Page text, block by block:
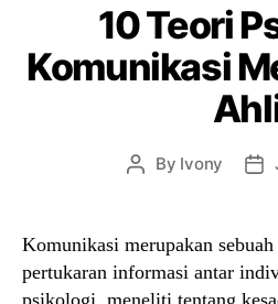
10 Teori
Komunikasi
Post
By Ivony
Komunikasi merupakan sebuah
pertukaran informasi antar
psikologi meneliti tentang